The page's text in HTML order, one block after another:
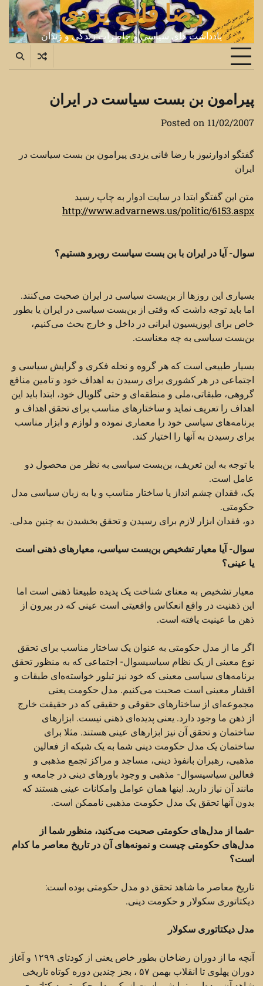
content
رضا فانی یزدی
یادداشت های سیاسی و خاطرات زندگی و زندان
پیرامون بن بست سیاست در ایران
Posted on 11/02/2007
گفتگو ادوارنیوز با رضا فانی یزدی پیرامون بن بست سیاست در
ایران
متن این گفتگو ابتدا در سایت ادوار به چاپ رسید
http://www.advarnews.us/politic/6153.aspx
سوال- آیا در ایران با بن بست سیاست روبرو هستیم؟
بسیاری این روزها از بن‌بست سیاسی در ایران صحبت می‌کنند.
اما باید توجه داشت که وقتی از بن‌بست سیاسی در ایران یا بطور
خاص برای اپوزیسیون ایرانی در داخل و خارج بحث می‌کنیم،
بن‌بست سیاسی به چه معناست.
بسیار طبیعی است که هر گروه و نحله فکری و گرایش سیاسی و
اجتماعی در هر کشوری برای رسیدن به اهداف خود و تامین منافع
گروهی، طبقاتی،‌ملی و منطقه‌ای و حتی گلوبال خود، ‌ابتدا باید این
اهداف را تعریف نماید و ساختارهای مناسب برای تحقق اهداف و
برنامه‌های سیاسی خود را معماری نموده و لوازم و ابزار مناسب
برای رسیدن به آنها را اختیار کند.
با توجه به این تعریف،‌ بن‌بست سیاسی به نظر من محصول دو
عامل است.
یک،‌ فقدان چشم انداز یا ساختار مناسب و یا به زبان سیاسی مدل
حکومتی.
دو، فقدان ابزار لازم برای رسیدن و تحقق بخشیدن به چنین مدلی.
سوال- آیا معیار تشخیص بن‌بست سیاسی‌، معیارهای ذهنی است
یا عینی؟
معیار تشخیص به معنای شناخت یک پدیده طبیعتا ذهنی است اما
این ذهنیت در واقع انعکاس واقعیتی است عینی که در بیرون از
ذهن ما عینیت یافته است.
اگر ما از مدل حکومتی به عنوان یک ساختار مناسب برای تحقق
نوع معینی از یک نظام سیاسیسوال- اجتماعی که به منظور تحقق
برنامه‌های سیاسی معینی که خود نیز تبلور خواسته‌ه‌ای طبقات و
اقشار معینی است صحبت می‌کنیم. مدل حکومت یعنی
مجموعه‌ای از ساختارهای حقوقی و حقیقی که در حقیقت خارج
از ذهن ما وجود دارد. یعنی پدیده‌ای ذهنی نیست. ابزارهای
ساختمان و تحقق آن نیز ابزارهای عینی هستند. مثلا برای
ساختمان یک مدل حکومت دینی شما به یک شبکه از فعالین
مذهبی،‌ رهبران بانفوذ دینی،‌ مساجد و مراکز تجمع مذهبی و
فعالین سیاسیسوال- مذهبی و وجود باورهای دینی در جامعه و
مانند آن نیاز دارید. اینها همان عوامل وامکانات عینی هستند که
بدون آنها تحقق یک مدل حکومت مذهبی ناممکن است.
-شما از مدل‌های حکومتی صحبت می‌کنید، منظور شما از
مدل‌های حکومتی چیست و نمونه‌های آن در تاریخ معاصر ما کدام
است؟
تاریخ معاصر ما شاهد تحقق دو مدل حکومتی بوده است:
دیکتاتوری سکولار و حکومت دینی.
مدل دیکتاتوری سکولار
آنچه ما از دوران رضاخان بطور خاص یعنی از کودتای ۱۲۹۹ و آغاز
دوران پهلوی تا انقلاب بهمن ۵۷ ، بجز چندین دوره کوتاه تاریخی